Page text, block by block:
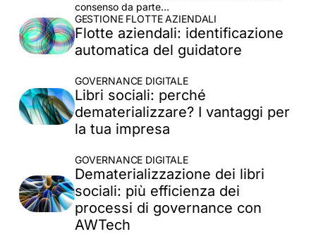
consenso da parte…
GESTIONE FLOTTE AZIENDALI
Flotte aziendali: identificazione
automatica del guidatore
GOVERNANCE DIGITALE
Libri sociali: perché
dematerializzare? I vantaggi per
la tua impresa
GOVERNANCE DIGITALE
Dematerializzazione dei libri
sociali: più efficienza dei
processi di governance con
AWTech